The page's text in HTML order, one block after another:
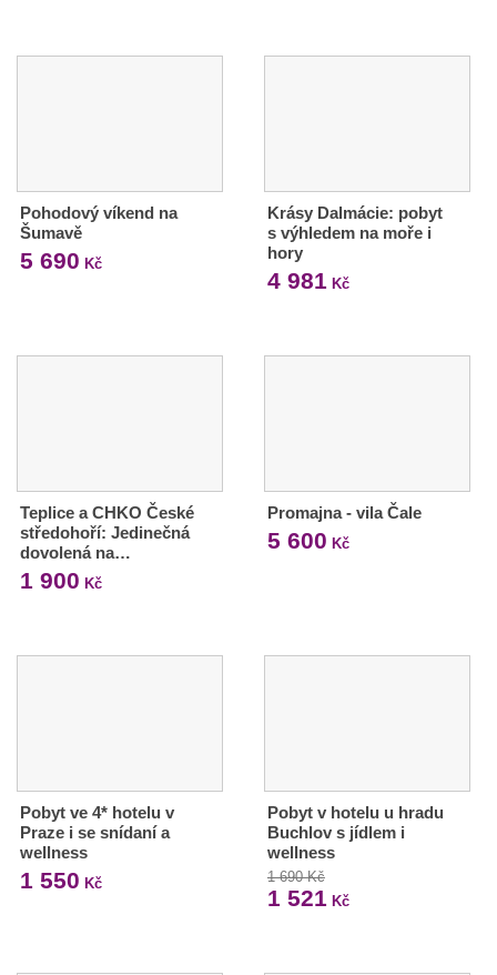
Pohodový víkend na
Šumavě
5 690 Kč
Krásy Dalmácie: pobyt
s výhledem na moře i
hory
4 981 Kč
Teplice a CHKO České
středohoří: Jedinečná
dovolená na…
1 900 Kč
Promajna - vila Čale
5 600 Kč
Pobyt ve 4* hotelu v
Praze i se snídaní a
wellness
1 550 Kč
Pobyt v hotelu u hradu
Buchlov s jídlem i
wellness
1 690 Kč
1 521 Kč